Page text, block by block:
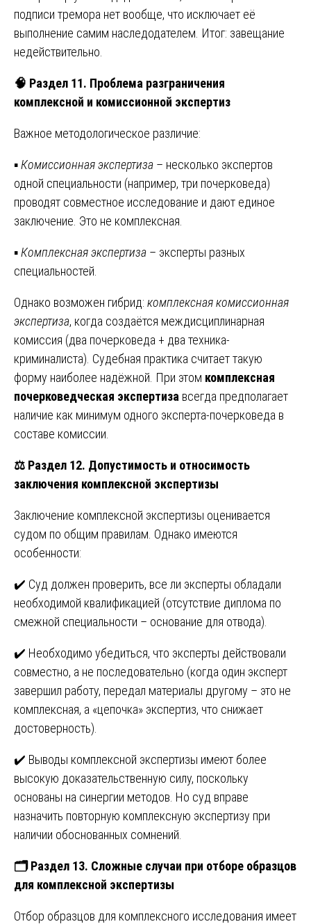
подписи тремора нет вообще, что исключает её
выполнение самим наследодателем. Итог: завещание
недействительно.
🧠 Раздел 11. Проблема разграничения
комплексной и комиссионной экспертиз
Важное методологическое различие:
▪Комиссионная экспертиза – несколько экспертов
одной специальности (например, три почерковеда)
проводят совместное исследование и дают единое
заключение. Это не комплексная.
▪Комплексная экспертиза – эксперты разных
специальностей.
Однако возможен гибрид: комплексная комиссионная
экспертиза, когда создаётся междисциплинарная
комиссия (два почерковеда + два техника-
криминалиста). Судебная практика считает такую
форму наиболее надёжной. При этом комплексная
почерковедческая экспертиза всегда предполагает
наличие как минимум одного эксперта-почерковеда в
составе комиссии.
⚖️ Раздел 12. Допустимость и относимость
заключения комплексной экспертизы
Заключение комплексной экспертизы оценивается
судом по общим правилам. Однако имеются
особенности:
✔️ Суд должен проверить, все ли эксперты обладали
необходимой квалификацией (отсутствие диплома по
смежной специальности – основание для отвода).
✔️ Необходимо убедиться, что эксперты действовали
совместно, а не последовательно (когда один эксперт
завершил работу, передал материалы другому – это не
комплексная, а «цепочка» экспертиз, что снижает
достоверность).
✔️ Выводы комплексной экспертизы имеют более
высокую доказательственную силу, поскольку
основаны на синергии методов. Но суд вправе
назначить повторную комплексную экспертизу при
наличии обоснованных сомнений.
🗂️ Раздел 13. Сложные случаи при отборе образцов
для комплексной экспертизы
Отбор образцов для комплексного исследования имеет